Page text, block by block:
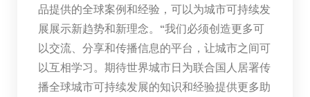
品提供的全球案例和经验，可以为城市可持续发
展展示新趋势和新理念。“我们必须创造更多可
以交流、分享和传播信息的平台，让城市之间可
以互相学习。期待世界城市日为联合国人居署传
播全球城市可持续发展的知识和经验提供更多助